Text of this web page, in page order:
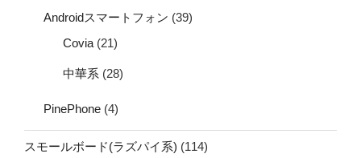
Androidスマートフォン (39)
Covia (21)
中華系 (28)
PinePhone (4)
スモールボード(ラズパイ系) (114)